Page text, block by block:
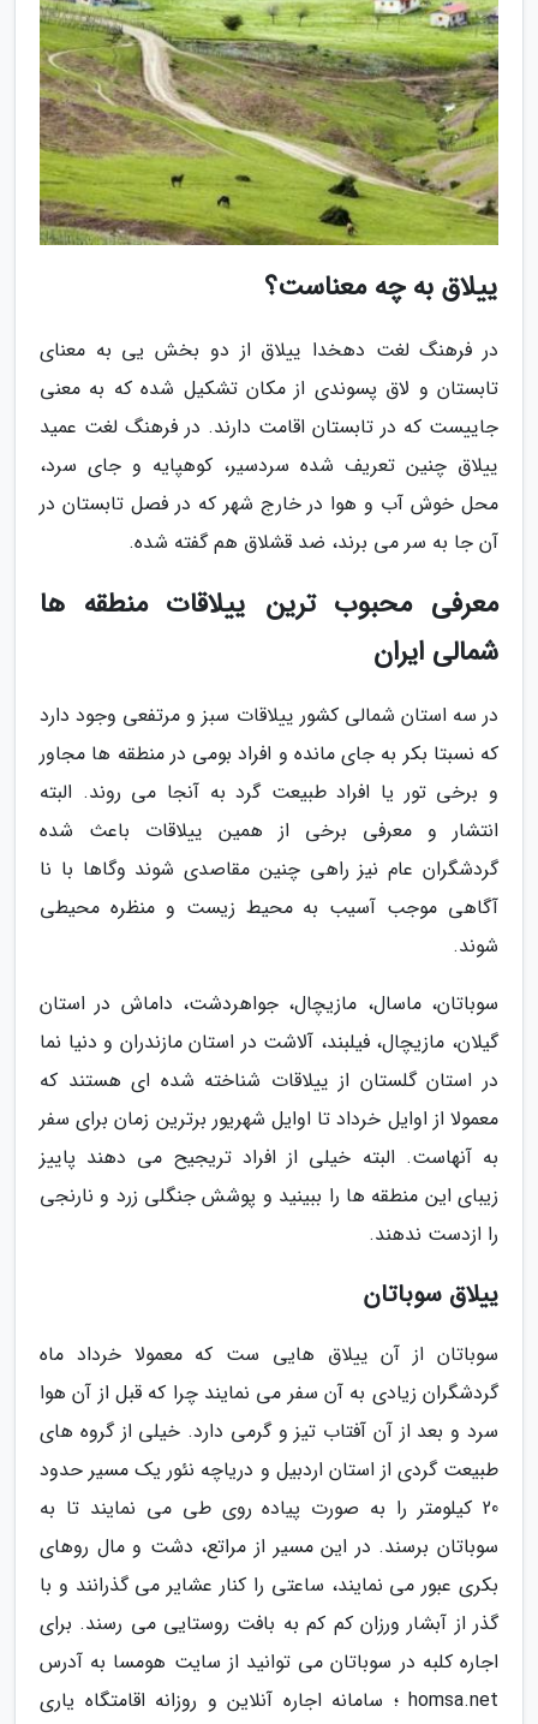
ییلاق به چه معناست؟
در فرهنگ لغت دهخدا ییلاق از دو بخش یی به معنای
تابستان و لاق پسوندی از مکان تشکیل شده که به معنی
جاییست که در تابستان اقامت دارند. در فرهنگ لغت عمید
ییلاق چنین تعریف شده سردسیر، کوهپایه و جای سرد،
محل خوش آب و هوا در خارج شهر که در فصل تابستان در
آن جا به سر می برند، ضد قشلاق هم گفته شده.
معرفی محبوب ترین ییلاقات منطقه ها
شمالی ایران
در سه استان شمالی کشور ییلاقات سبز و مرتفعی وجود دارد
که نسبتا بکر به جای مانده و افراد بومی در منطقه ها مجاور
و برخی تور یا افراد طبیعت گرد به آنجا می روند. البته
انتشار و معرفی برخی از همین ییلاقات باعث شده
گردشگران عام نیز راهی چنین مقاصدی شوند وگاها با نا
آگاهی موجب آسیب به محیط زیست و منظره محیطی
شوند.
سوباتان، ماسال، مازیچال، جواهردشت، داماش در استان
گیلان، مازیچال، فیلبند، آلاشت در استان مازندران و دنیا نما
در استان گلستان از ییلاقات شناخته شده ای هستند که
معمولا از اوایل خرداد تا اوایل شهریور برترین زمان برای سفر
به آنهاست. البته خیلی از افراد تریجیح می دهند پاییز
زیبای این منطقه ها را ببینید و پوشش جنگلی زرد و نارنجی
را ازدست ندهند.
ییلاق سوباتان
سوباتان از آن ییلاق هایی ست که معمولا خرداد ماه
گردشگران زیادی به آن سفر می نمایند چرا که قبل از آن هوا
سرد و بعد از آن آفتاب تیز و گرمی دارد. خیلی از گروه های
طبیعت گردی از استان اردبیل و دریاچه نئور یک مسیر حدود
20 کیلومتر را به صورت پیاده روی طی می نمایند تا به
سوباتان برسند. در این مسیر از مراتع، دشت و مال روهای
بکری عبور می نمایند، ساعتی را کنار عشایر می گذرانند و با
گذر از آبشار ورزان کم کم به بافت روستایی می رسند. برای
اجاره کلبه در سوباتان می توانید از سایت هومسا به آدرس
homsa.net ؛ سامانه اجاره آنلاین و روزانه اقامتگاه یاری